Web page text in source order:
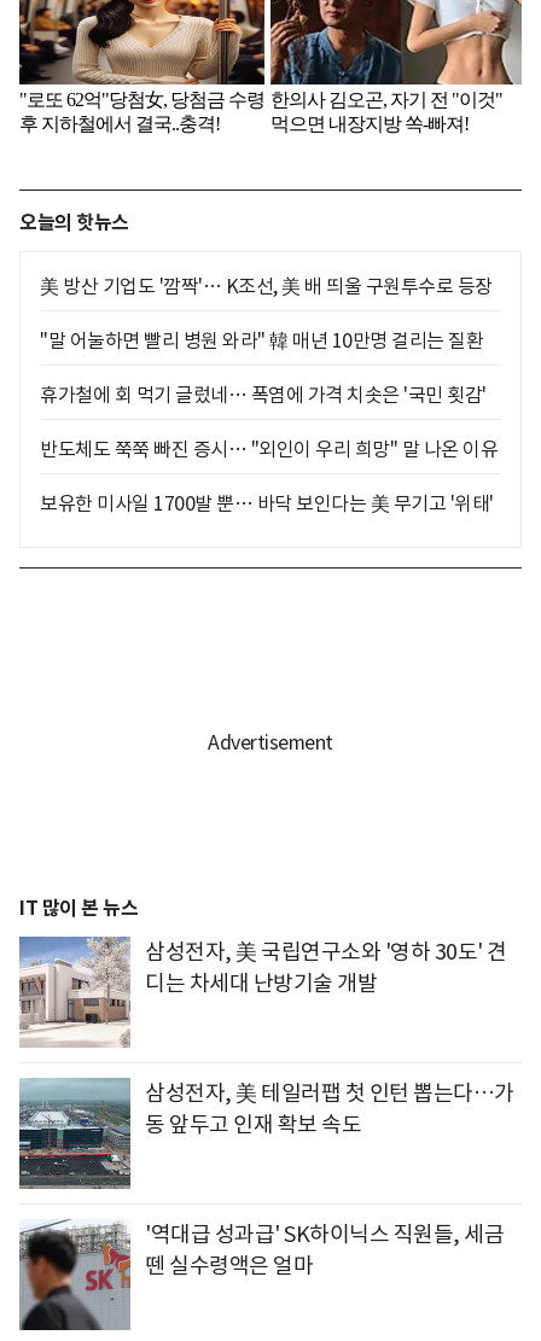
오늘의 핫뉴스
美 방산 기업도 '깜짝'… K조선, 美 배 띄울 구원투수로 등장
"말 어눌하면 빨리 병원 와라" 韓 매년 10만명 걸리는 질환
휴가철에 회 먹기 글렀네… 폭염에 가격 치솟은 '국민 횟감'
반도체도 쭉쭉 빠진 증시… "외인이 우리 희망" 말 나온 이유
보유한 미사일 1700발 뿐… 바닥 보인다는 美 무기고 '위태'
IT 많이 본 뉴스
삼성전자, 美 국립연구소와 '영하 30도' 견
디는 차세대 난방기술 개발
삼성전자, 美 테일러팹 첫 인턴 뽑는다…가
동 앞두고 인재 확보 속도
'역대급 성과급' SK하이닉스 직원들, 세금
뗀 실수령액은 얼마